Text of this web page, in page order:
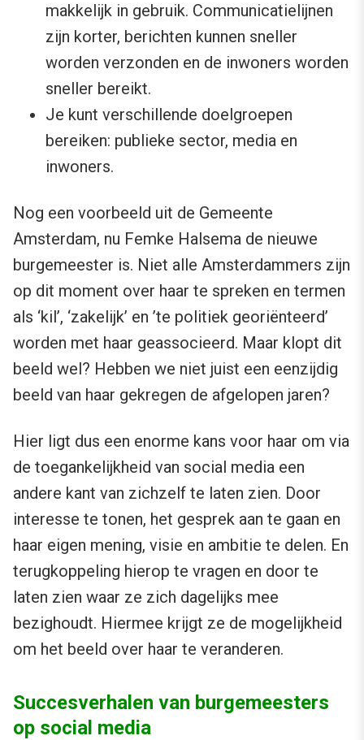
makkelijk in gebruik. Communicatielijnen
zijn korter, berichten kunnen sneller
worden verzonden en de inwoners worden
sneller bereikt.
Je kunt verschillende doelgroepen
bereiken: publieke sector, media en
inwoners.
Nog een voorbeeld uit de Gemeente
Amsterdam, nu Femke Halsema de nieuwe
burgemeester is. Niet alle Amsterdammers zijn
op dit moment over haar te spreken en termen
als ‘kil’, ‘zakelijk’ en ’te politiek georiënteerd’
worden met haar geassocieerd. Maar klopt dit
beeld wel? Hebben we niet juist een eenzijdig
beeld van haar gekregen de afgelopen jaren?
Hier ligt dus een enorme kans voor haar om via
de toegankelijkheid van social media een
andere kant van zichzelf te laten zien. Door
interesse te tonen, het gesprek aan te gaan en
haar eigen mening, visie en ambitie te delen. En
terugkoppeling hierop te vragen en door te
laten zien waar ze zich dagelijks mee
bezighoudt. Hiermee krijgt ze de mogelijkheid
om het beeld over haar te veranderen.
Succesverhalen van burgemeesters
op social media